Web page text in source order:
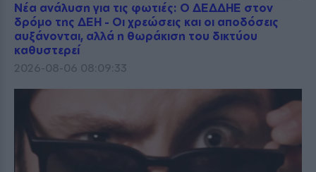
Νέα ανάλυση για τις φωτιές: Ο ΔΕΔΔΗΕ στον
δρόμο της ΔΕΗ - Οι χρεώσεις και οι αποδόσεις
αυξάνονται, αλλά η θωράκιση του δικτύου
καθυστερεί
2026-08-06 08:09:33